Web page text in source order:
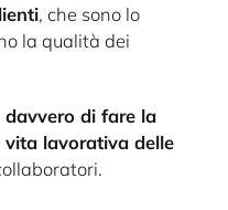
, che sono lo
la qualità dei
davvero di fare la
lavorativa delle